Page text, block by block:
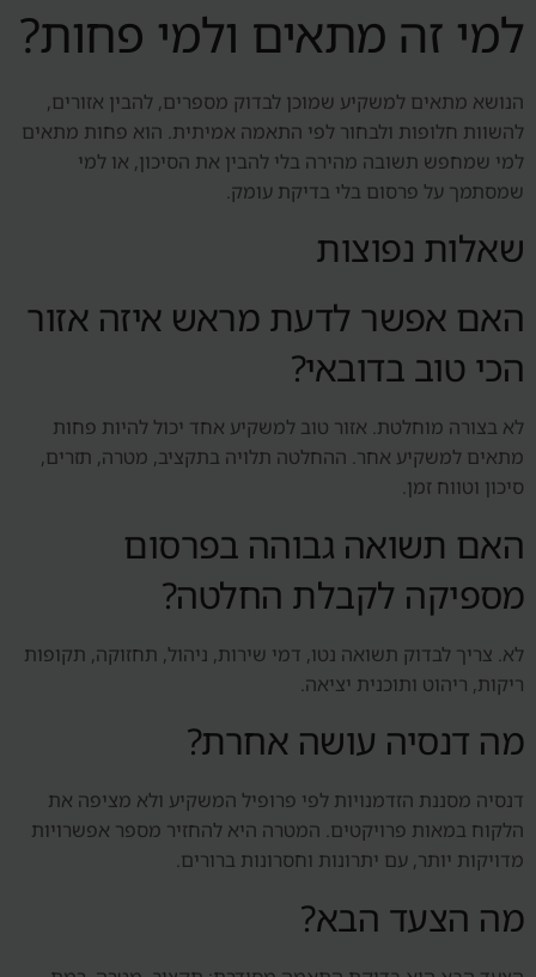
למי זה מתאים ולמי פחות?
הנושא מתאים למשקיע שמוכן לבדוק מספרים, להבין אזורים,
להשוות חלופות ולבחור לפי התאמה אמיתית. הוא פחות מתאים
למי שמחפש תשובה מהירה בלי להבין את הסיכון, או למי
שמסתמך על פרסום בלי בדיקת עומק.
שאלות נפוצות
האם אפשר לדעת מראש איזה אזור
הכי טוב בדובאי?
לא בצורה מוחלטת. אזור טוב למשקיע אחד יכול להיות פחות
מתאים למשקיע אחר. ההחלטה תלויה בתקציב, מטרה, תזרים,
סיכון וטווח זמן.
האם תשואה גבוהה בפרסום
מספיקה לקבלת החלטה?
לא. צריך לבדוק תשואה נטו, דמי שירות, ניהול, תחזוקה, תקופות
ריקות, ריהוט ותוכנית יציאה.
מה דנסיה עושה אחרת?
דנסיה מסננת הזדמנויות לפי פרופיל המשקיע ולא מציפה את
הלקוח במאות פרויקטים. המטרה היא להחזיר מספר אפשרויות
מדויקות יותר, עם יתרונות וחסרונות ברורים.
מה הצעד הבא?